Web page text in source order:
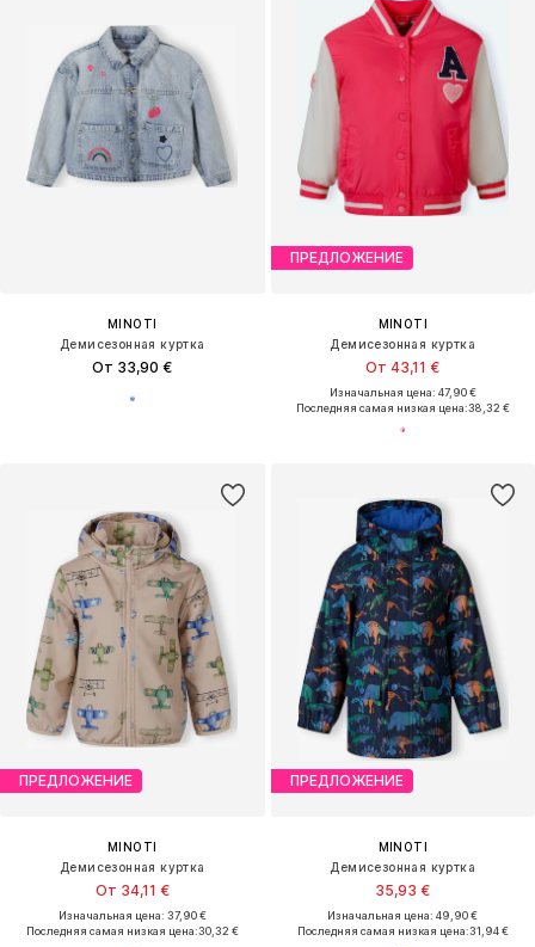
MINOTI
Демисезонная куртка
От 33,90 €
ПРЕДЛОЖЕНИЕ
MINOTI
Демисезонная куртка
От 43,11 €
Изначальная цена: 47,90 €
Последняя самая низкая цена:38,32 €
ПРЕДЛОЖЕНИЕ
MINOTI
Демисезонная куртка
От 34,11 €
Изначальная цена: 37,90 €
Последняя самая низкая цена:30,32 €
ПРЕДЛОЖЕНИЕ
MINOTI
Демисезонная куртка
35,93 €
Изначальная цена: 49,90 €
Последняя самая низкая цена:31,94 €